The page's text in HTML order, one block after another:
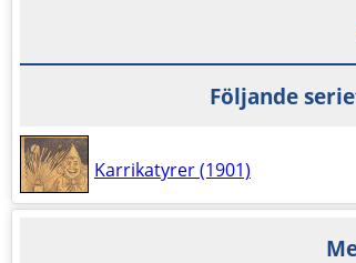
Följande
Karrikatyrer (1901)